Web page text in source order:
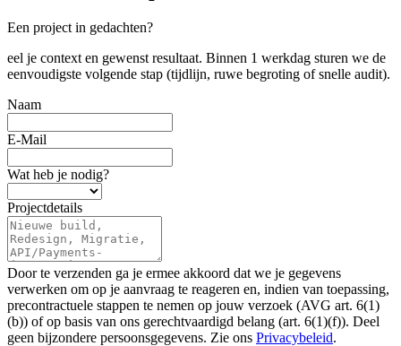
Een project in gedachten?
eel je context en gewenst resultaat. Binnen 1 werkdag sturen we de
eenvoudigste volgende stap (tijdlijn, ruwe begroting of snelle audit).
Naam
E-Mail
Wat heb je nodig?
Projectdetails
Door te verzenden ga je ermee akkoord dat we je gegevens
verwerken om op je aanvraag te reageren en, indien van toepassing,
precontractuele stappen te nemen op jouw verzoek (AVG art. 6(1)
(b)) of op basis van ons gerechtvaardigd belang (art. 6(1)(f)). Deel
geen bijzondere persoonsgegevens. Zie ons Privacybeleid.